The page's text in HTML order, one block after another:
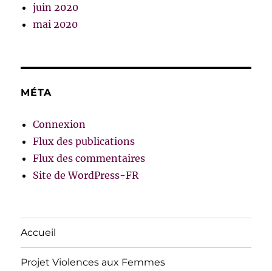
juin 2020
mai 2020
MÉTA
Connexion
Flux des publications
Flux des commentaires
Site de WordPress-FR
Accueil
Projet Violences aux Femmes